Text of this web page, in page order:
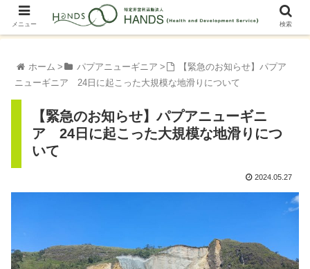
ホーム パプアニューギニア
【緊急のお知らせ】パプア
ニューギニア 24日に起こった大規模な地滑りについて
【緊急のお知らせ】パプアニューギニ
ア 24日に起こった大規模な地滑りにつ
いて
2024.05.27
メニュー 検索